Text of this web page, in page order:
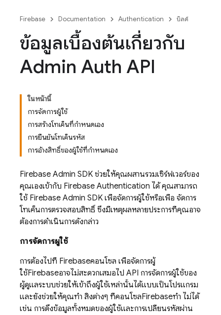
Firebase Documentation Authentication บิลด์
ข้อมูลเบื้องต้นเกี่ยวกับ
Admin Auth API
ในหน้านี้
การจัดการผู้ใช้
การสร้างโทเค็นที่กำหนดเอง
การยืนยันโทเค็นรหัส
การอ้างสิทธิ์ของผู้ใช้ที่กำหนดเอง
Firebase Admin SDK ช่วยให้คุณผสานรวมเซิร์ฟเวอร์ของ
คุณเองเข้ากับ Firebase Authentication ได้ คุณสามารถ
ใช้ Firebase Admin SDK เพื่อจัดการผู้ใช้หรือเพื่อ จัดการ
โทเค็นการตรวจสอบสิทธิ์ ซึ่งมีเหตุผลหลายประการที่คุณอาจ
ต้องการดำเนินการดังกล่าว
การจัดการผู้ใช้
การต้องไปที่ Firebaseคอนโซล เพื่อจัดการผู้
ใช้Firebaseอาจไม่สะดวกเสมอไป API การจัดการผู้ใช้ของ
ผู้ดูแลระบบช่วยให้เข้าถึงผู้ใช้เหล่านั้นได้แบบเป็นโปรแกรม
และยังช่วยให้คุณทำ สิ่งต่างๆ ที่คอนโซลFirebaseทำ ไม่ได้
เช่น การดึงข้อมูลทั้งหมดของผู้ใช้และการเปลี่ยนรหัสผ่าน